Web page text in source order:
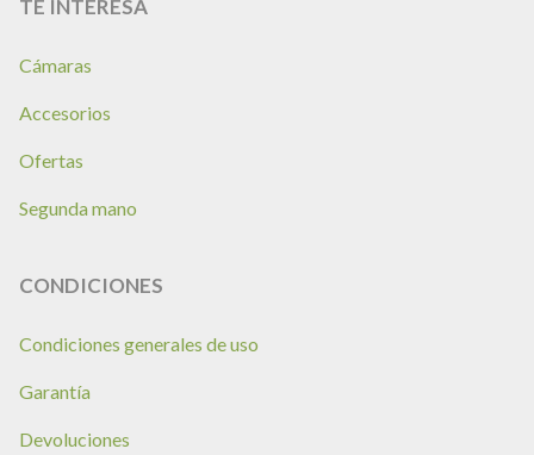
TE INTERESA
Cámaras
Accesorios
Ofertas
Segunda mano
CONDICIONES
Condiciones generales de uso
Garantía
Devoluciones